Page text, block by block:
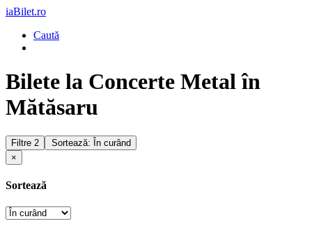
iaBilet.ro
Caută
Bilete la Concerte Metal în
Mătăsaru
Filtre 2
Sortează: În curând
×
Sortează